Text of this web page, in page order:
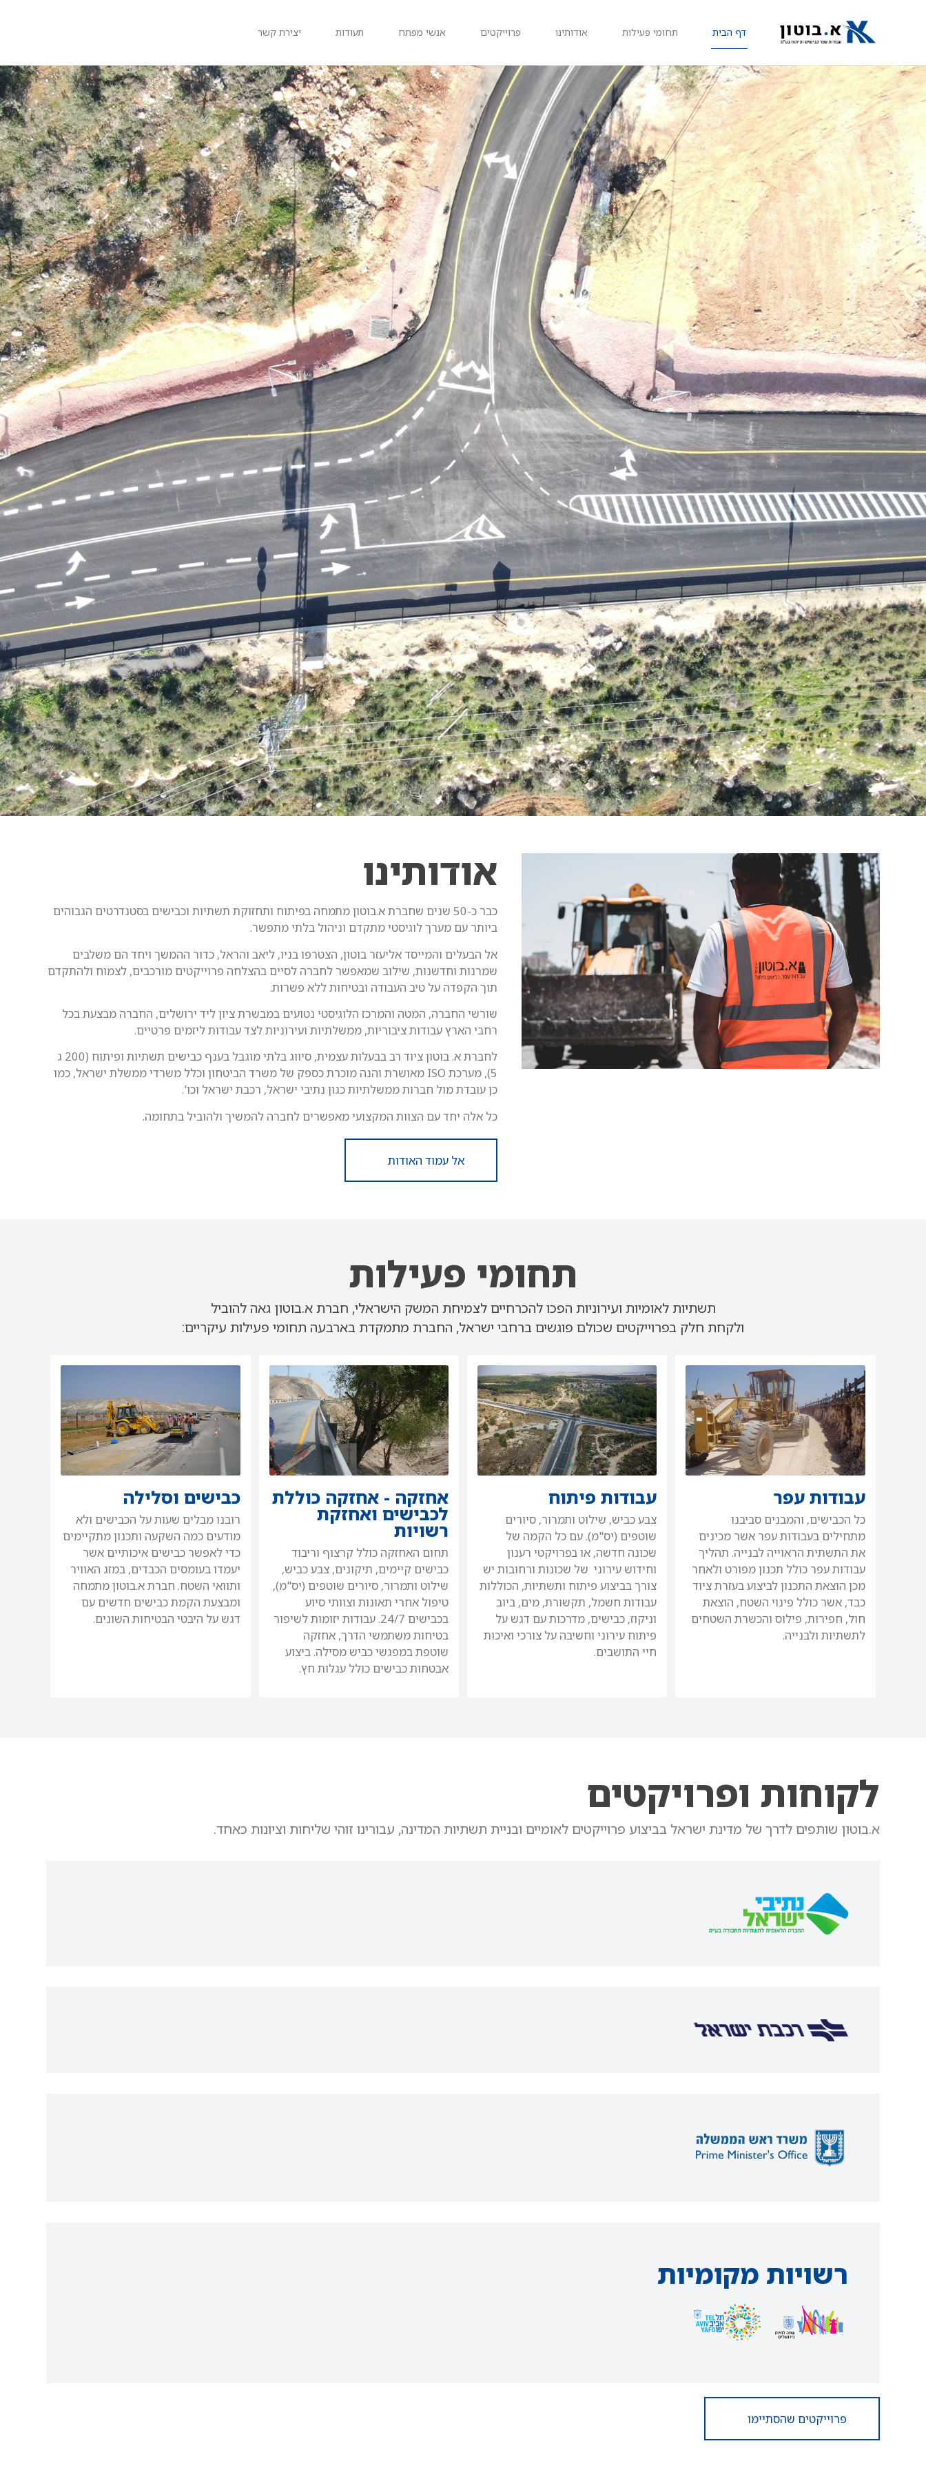
דף הבית תחומי פעילות אודותינו פרוייקטים אנשי מפתח תעודות יצירת קשר
אודותינו
כבר כ-50 שנים שחברת א.בוטון מתמחה בפיתוח ותחזוקת תשתיות וכבישים בסטנדרטים הגבוהים
ביותר עם מערך לוגיסטי מתקדם וניהול בלתי מתפשר.
אל הבעלים והמייסד אליעזר בוטון, הצטרפו בניו, ליאב והראל, כדור ההמשך ויחד הם משלבים
שמרנות וחדשנות, שילוב שמאפשר לחברה לסיים בהצלחה פרוייקטים מורכבים, לצמוח ולהתקדם
תוך הקפדה על טיב העבודה ובטיחות ללא פשרות.
שורשי החברה, המטה והמרכז הלוגיסטי נטועים במבשרת ציון ליד ירושלים, החברה מבצעת בכל
רחבי הארץ עבודות ציבוריות, ממשלתיות ועירוניות לצד עבודות ליזמים פרטיים.
לחברת א. בוטון ציוד רב בבעלות עצמית, סיווג בלתי מוגבל בענף כבישים תשתיות ופיתוח (200 ג
5), מערכת ISO מאושרת והנה מוכרת כספק של משרד הביטחון וכלל משרדי ממשלת ישראל, כמו
כן עובדת מול חברות ממשלתיות כגון נתיבי ישראל, רכבת ישראל וכו'.
כל אלה יחד עם הצוות המקצועי מאפשרים לחברה להמשיך ולהוביל בתחומה.
אל עמוד האודות
תחומי פעילות
תשתיות לאומיות ועירוניות הפכו להכרחיים לצמיחת המשק הישראלי, חברת א.בוטון גאה להוביל
ולקחת חלק בפרוייקטים שכולם פוגשים ברחבי ישראל, החברת מתמקדת בארבעה תחומי פעילות עיקריים:
עבודות עפר
כל הכבישים, והמבנים סביבנו
מתחילים בעבודות עפר אשר מכינים
את התשתית הראוייה לבנייה. תהליך
עבודות עפר כולל תכנון מפורט ולאחר
מכן הוצאת התכנון לביצוע בעזרת ציוד
כבד, אשר כולל פינוי השטח, הוצאת
חול, חפירות, פילוס והכשרת השטחים
לתשתיות ולבנייה.
עבודות פיתוח
צבע כביש, שילוט ותמרור, סיורים
שוטפים (יס"מ). עם כל הקמה של
שכונה חדשה, או בפרויקטי רענון
וחידוש עירוני של שכונות ורחובות יש
צורך בביצוע פיתוח ותשתיות, הכוללות
עבודות חשמל, תקשורת, מים, ביוב
וניקוז, כבישים, מדרכות עם דגש על
פיתוח עירוני וחשיבה על צורכי ואיכות
חיי התושבים.
אחזקה - אחזקה כוללת
לכבישים ואחזקת
רשויות
תחום האחזקה כולל קרצוף וריבוד
כבישים קיימים, תיקונים, צבע כביש,
שילוט ותמרור, סיורים שוטפים (יס"מ),
טיפול אחרי תאונות וצוותי סיוע
בכבישים 24/7. עבודות יזומות לשיפור
בטיחות משתמשי הדרך, אחזקה
שוטפת במפגשי כביש מסילה. ביצוע
אבטחות כבישים כולל עגלות חץ.
כבישים וסלילה
רובנו מבלים שעות על הכבישים ולא
מודעים כמה השקעה ותכנון מתקיימים
כדי לאפשר כבישים איכותיים אשר
יעמדו בעומסים הכבדים, במזג האוויר
ותוואי השטח. חברת א.בוטון מתמחה
ומבצעת הקמת כבישים חדשים עם
דגש על היבטי הבטיחות השונים.
לקוחות ופרויקטים
א.בוטון שותפים לדרך של מדינת ישראל בביצוע פרוייקטים לאומיים ובניית תשתיות המדינה, עבורינו זוהי שליחות וציונות כאחד.
רשויות מקומיות
פרוייקטים שהסתיימו